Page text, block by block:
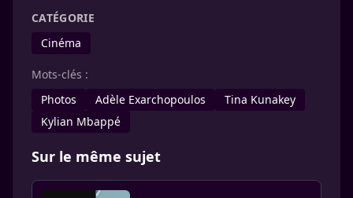
CATÉGORIE
Cinéma
Mots-clés :
Photos
Adèle Exarchopoulos
Tina Kunakey
Kylian Mbappé
Sur le même sujet